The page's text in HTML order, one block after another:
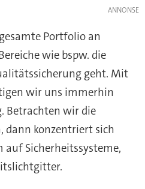
Portfolio an
wie bspw. die
geht. Mit
wir uns immerhin
Betrachten wir die
dann konzentriert sich
auf Sicherheitssysteme,